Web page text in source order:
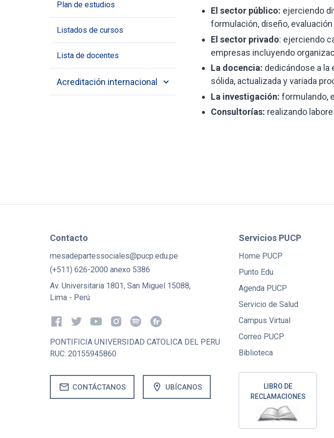
Plan de estudios
Listados de cursos
Lista de docentes
Acreditación internacional
El sector público: ejerciendo
formulación, diseño,
El sector privado: ejerciendo
empresas incluyendo
La docencia: dedicándose a la
sólida, actualizada y variada
La investigación: formulando,
Consultorías: realizando
Contacto
mesadepartessociales@pucp.edu.pe
(+511) 626-2000 anexo 5386
Av. Universitaria 1801, San Miguel 15088,
Lima - Perú
PONTIFICIA UNIVERSIDAD CATOLICA DEL PERU
RUC: 20155945860
mail CONTÁCTANOS location_on UBÍCANOS
Servicios PUCP
Home PUCP
Punto Edu
Agenda PUCP
Servicio de Salud
Campus Virtual
Correo PUCP
Biblioteca
LIBRO DE
RECLAMACIONES